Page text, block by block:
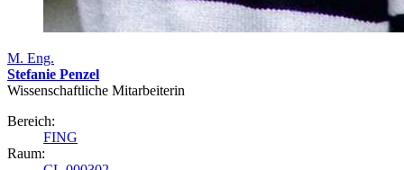
M. Eng.
Stefanie Penzel
Wissenschaftliche Mitarbeiterin
Bereich:
FING
Raum: